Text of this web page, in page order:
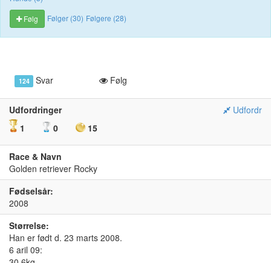
Følg
Følger (30) Følgere (28)
124 Svar Følg
Udfordringer
Udfordr
1
0 15
Race & Navn
Golden retriever Rocky
Fødselsår:
2008
Størrelse:
Han er født d. 23 marts 2008.
6 aril 09: